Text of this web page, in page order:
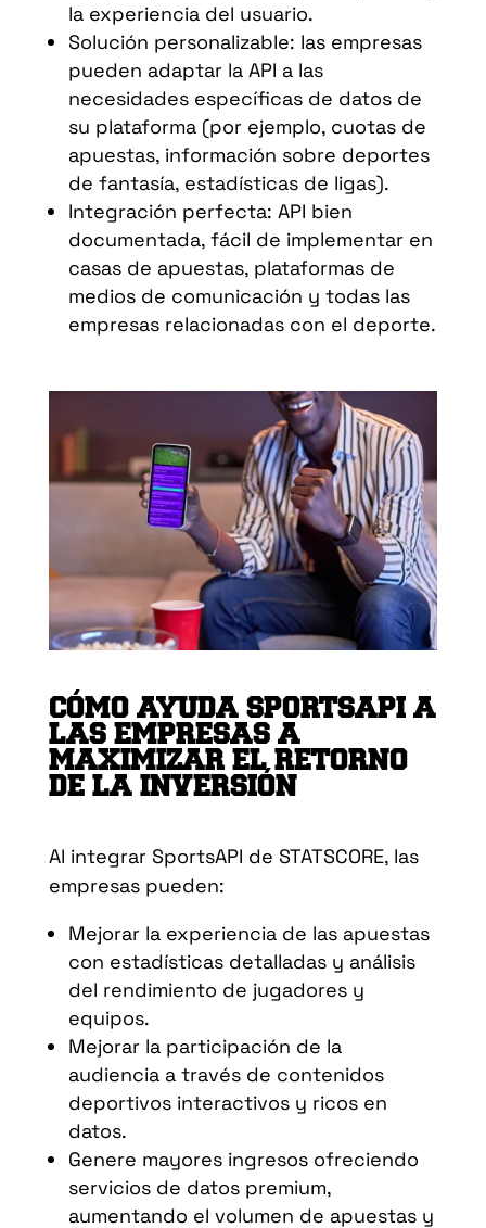
la experiencia del usuario.
Solución personalizable: las empresas
pueden adaptar la API a las
necesidades específicas de datos de
su plataforma (por ejemplo, cuotas de
apuestas, información sobre deportes
de fantasía, estadísticas de ligas).
Integración perfecta: API bien
documentada, fácil de implementar en
casas de apuestas, plataformas de
medios de comunicación y todas las
empresas relacionadas con el deporte.
CÓMO AYUDA SPORTSAPI A
LAS EMPRESAS A
MAXIMIZAR EL RETORNO
DE LA INVERSIÓN
Al integrar SportsAPI de STATSCORE, las
empresas pueden:
Mejorar la experiencia de las apuestas
con estadísticas detalladas y análisis
del rendimiento de jugadores y
equipos.
Mejorar la participación de la
audiencia a través de contenidos
deportivos interactivos y ricos en
datos.
Genere mayores ingresos ofreciendo
servicios de datos premium,
aumentando el volumen de apuestas y